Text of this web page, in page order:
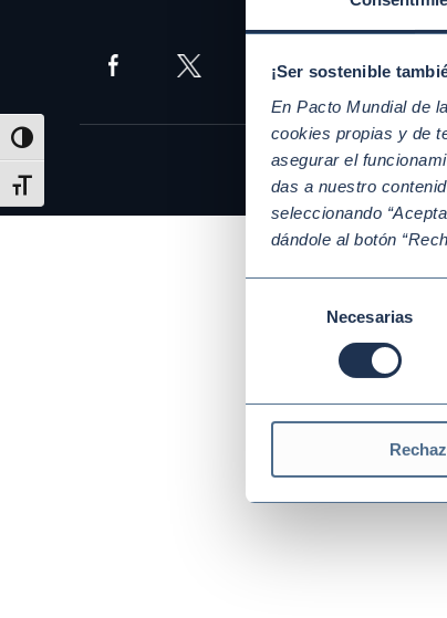
¡Ser sostenible
En Pacto Mundial de
cookies propias y de
asegurar el
das a nuestro
seleccionando
dándole al botón
consentimiento
Necesarias
Alternar alto contraste
Alternar tamaño de letra